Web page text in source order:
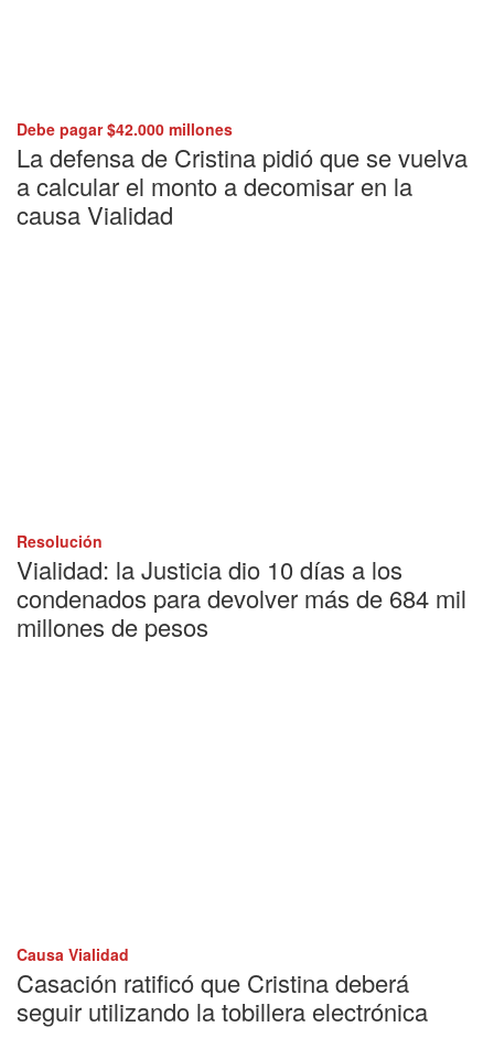
Debe pagar $42.000 millones
La defensa de Cristina pidió que se vuelva
a calcular el monto a decomisar en la
causa Vialidad
Resolución
Vialidad: la Justicia dio 10 días a los
condenados para devolver más de 684 mil
millones de pesos
Causa Vialidad
Casación ratificó que Cristina deberá
seguir utilizando la tobillera electrónica